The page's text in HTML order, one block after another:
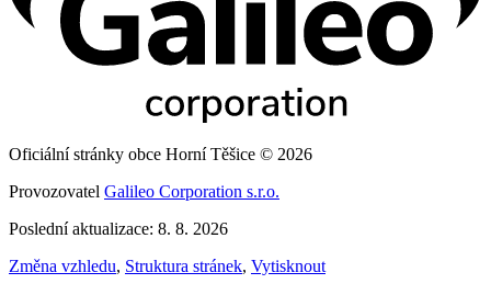
Oficiální stránky obce Horní Těšice © 2026
Provozovatel Galileo Corporation s.r.o.
Poslední aktualizace: 8. 8. 2026
Změna vzhledu, Struktura stránek, Vytisknout